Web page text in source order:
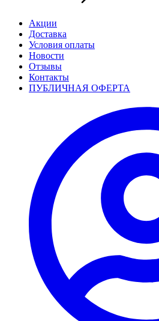
Акции
Доставка
Условия оплаты
Новости
Отзывы
Контакты
ПУБЛИЧНАЯ ОФЕРТА